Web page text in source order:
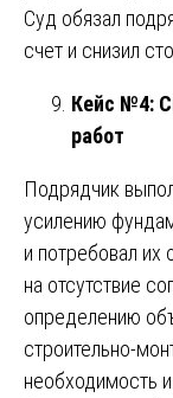
Суд обязал
счет и снизил
Кейс №4:
работ
Подрядчик
усилению
и потребовал их
на отсутствие
определению
строительно-
необходимость